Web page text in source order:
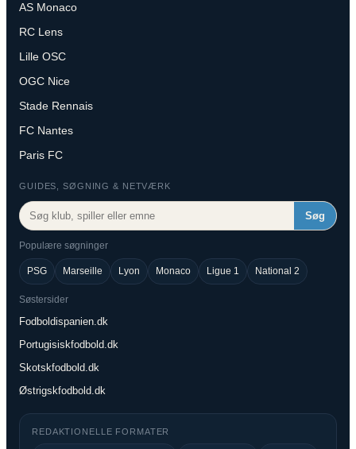
AS Monaco
RC Lens
Lille OSC
OGC Nice
Stade Rennais
FC Nantes
Paris FC
GUIDES, SØGNING & NETVÆRK
Søg
Populære søgninger
PSG Marseille Lyon Monaco Ligue 1 National 2
Søstersider
Fodboldispanien.dk
Portugisiskfodbold.dk
Skotskfodbold.dk
Østrigskfodbold.dk
REDAKTIONELLE FORMATER